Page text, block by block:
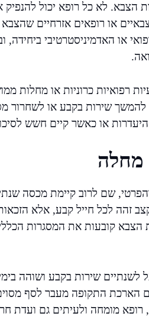
הצבא. לא כל רופא יכול
או רופאים אזרחיים
או האדמיניסטרטיבי
רפואיות כרוניות או מחלות
להמשך שירות בקבע או לשחרור
או כאשר קיים חשש
מחלה
שם לרוב קיימת מכסה
זהה לכל חייל קבע, אלא
הצבא קובעות את המסגרות
שירות בקבע ושוהה
התקופה מעבר לסף
רופא מומחה ולעיתים גם ועדת